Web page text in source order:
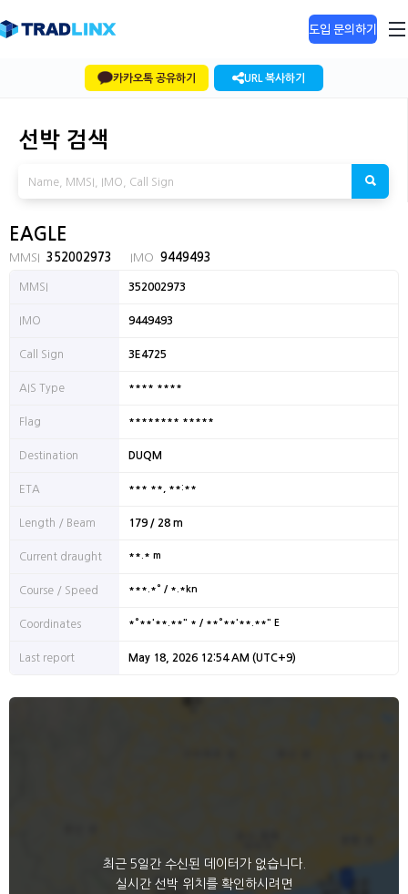
도입 문의하기
카카오톡 공유하기 URL 복사하기
선박 검색
EAGLE
MMSI 352002973 IMO 9449493
MMSI 352002973
IMO 9449493
Call Sign 3E4725
AIS Type **** ****
Flag ******** *****
Destination DUQM
ETA *** **, **:**
Length / Beam 179 / 28 m
Current draught **.* m
Course / Speed ***.*° / *.*kn
Coordinates *°**'**.**" * / **°**'**.**" E
Last report May 18, 2026 12:54 AM (UTC+9)
최근 5일간 수신된 데이터가 없습니다.
실시간 선박 위치를 확인하시려면